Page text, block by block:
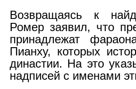
Возвращаясь к
Ромер заявил, что
принадлежат
Пианху, которых
династии. На это
надписей с именами